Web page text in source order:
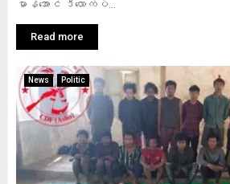
မာန်အောင် ဒီလောက်ပဲ...
Read more
News Politic